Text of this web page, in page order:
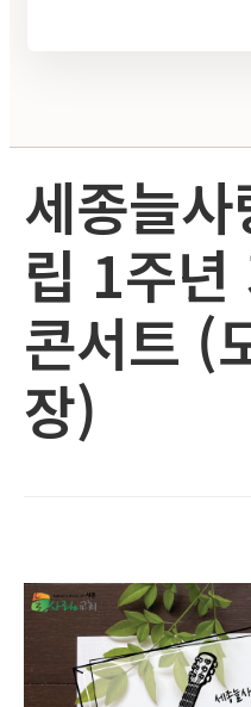
세종늘
립 1주년
콘서트 (
장)